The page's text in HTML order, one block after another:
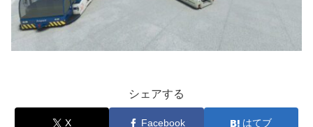
シェアする
X Facebook はてブ